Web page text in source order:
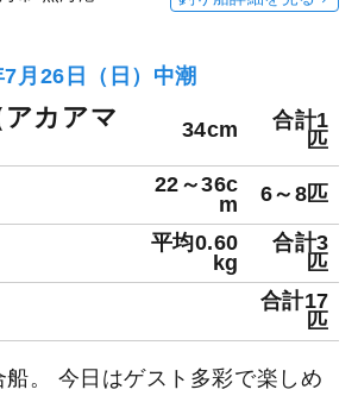
月26日（日）中潮
アカアマ
34cm
合計1
匹
22～36c
m
6～8匹
平均0.60
kg
合計3
匹
合計17
匹
船。 今日はゲスト多彩で楽しめ